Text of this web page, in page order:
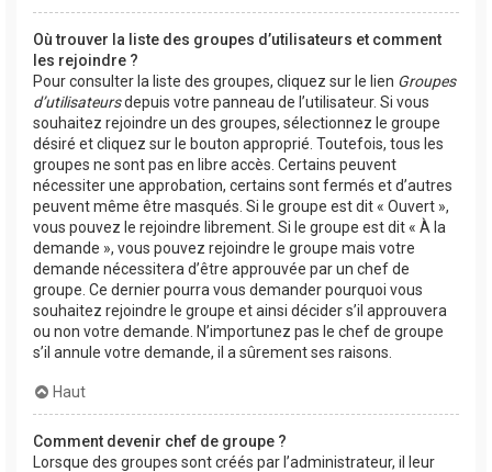
Où trouver la liste des groupes d’utilisateurs et comment
les rejoindre ?
Pour consulter la liste des groupes, cliquez sur le lien Groupes
d’utilisateursdepuis votre panneau de l’utilisateur. Si vous
souhaitez rejoindre un des groupes, sélectionnez le groupe
désiré et cliquez sur le bouton approprié. Toutefois, tous les
groupes ne sont pas en libre accès. Certains peuvent
nécessiter une approbation, certains sont fermés et d’autres
peuvent même être masqués. Si le groupe est dit « Ouvert »,
vous pouvez le rejoindre librement. Si le groupe est dit « À la
demande », vous pouvez rejoindre le groupe mais votre
demande nécessitera d’être approuvée par un chef de
groupe. Ce dernier pourra vous demander pourquoi vous
souhaitez rejoindre le groupe et ainsi décider s’il approuvera
ou non votre demande. N’importunez pas le chef de groupe
s’il annule votre demande, il a sûrement ses raisons.
Haut
Comment devenir chef de groupe ?
Lorsque des groupes sont créés par l’administrateur, il leur